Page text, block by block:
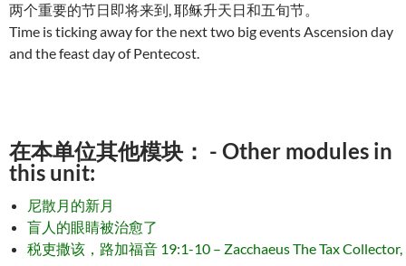
两个重要的节日即将来到, 耶稣升天日和五旬节。
Time is ticking away for the next two big events Ascension day
and the feast day of Pentecost.
在本单位其他模块： - Other modules in
this unit:
尼散月的新月
盲人的眼睛被治愈了
税吏撒该，路加福音 19:1-10 – Zacchaeus The Tax Collector,